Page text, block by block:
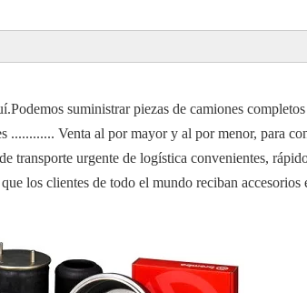
suministrar piezas de camiones
Venta al por mayor y al por menor, para
transporte urgente de logística convenientes,
los clientes de todo el mundo reciban